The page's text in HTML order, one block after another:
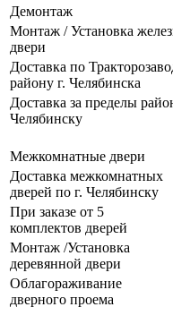
Демонтаж
Монтаж / Установка
двери
Доставка по
району г. Челябинска
Доставка за пределы
Челябинску
Межкомнатные двери
Доставка межкомнатных
дверей по г. Челябинску
При заказе от 5
комплектов дверей
Монтаж /Установка
деревянной двери
Облагораживание
дверного проема